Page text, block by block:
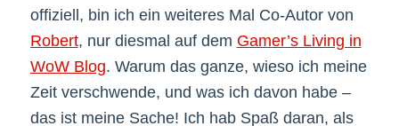
offiziell, bin ich ein weiteres Mal Co-Autor von
Robert, nur diesmal auf dem Gamer’s Living in
WoW Blog. Warum das ganze, wieso ich meine
Zeit verschwende, und was ich davon habe –
das ist meine Sache! Ich hab Spaß daran, als